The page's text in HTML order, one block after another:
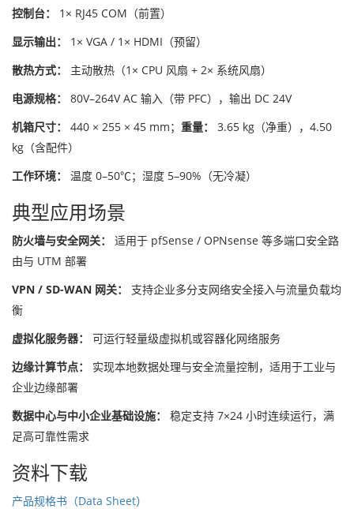
控制台：
1× RJ45 COM（前置）
显示输出：
1× VGA / 1× HDMI（预留）
散热方式：
主动散热（1× CPU 风扇 + 2× 系统风扇）
电源规格：
80V–264V AC 输入（带 PFC），输出 DC 24V
机箱尺寸：
440 × 255 × 45 mm； 重量：
3.65 kg（净重），4.50
kg（含配件）
工作环境：
温度 0–50℃；湿度 5–90%（无冷凝）
典型应用场景
防火墙与安全网关：
适用于 pfSense / OPNsense 等多端口安全路
由与 UTM 部署
VPN / SD-WAN 网关：
支持企业多分支网络安全接入与流量负载均
衡
虚拟化服务器：
可运行轻量级虚拟机或容器化网络服务
边缘计算节点：
实现本地数据处理与安全流量控制，适用于工业与
企业边缘部署
数据中心与中小企业基础设施：
稳定支持 7×24 小时连续运行，满
足高可靠性需求
资料下载
产品规格书（Data Sheet）